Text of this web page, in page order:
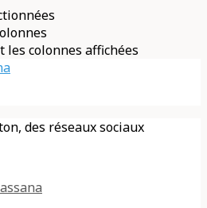
colonnes affichées
des réseaux sociaux